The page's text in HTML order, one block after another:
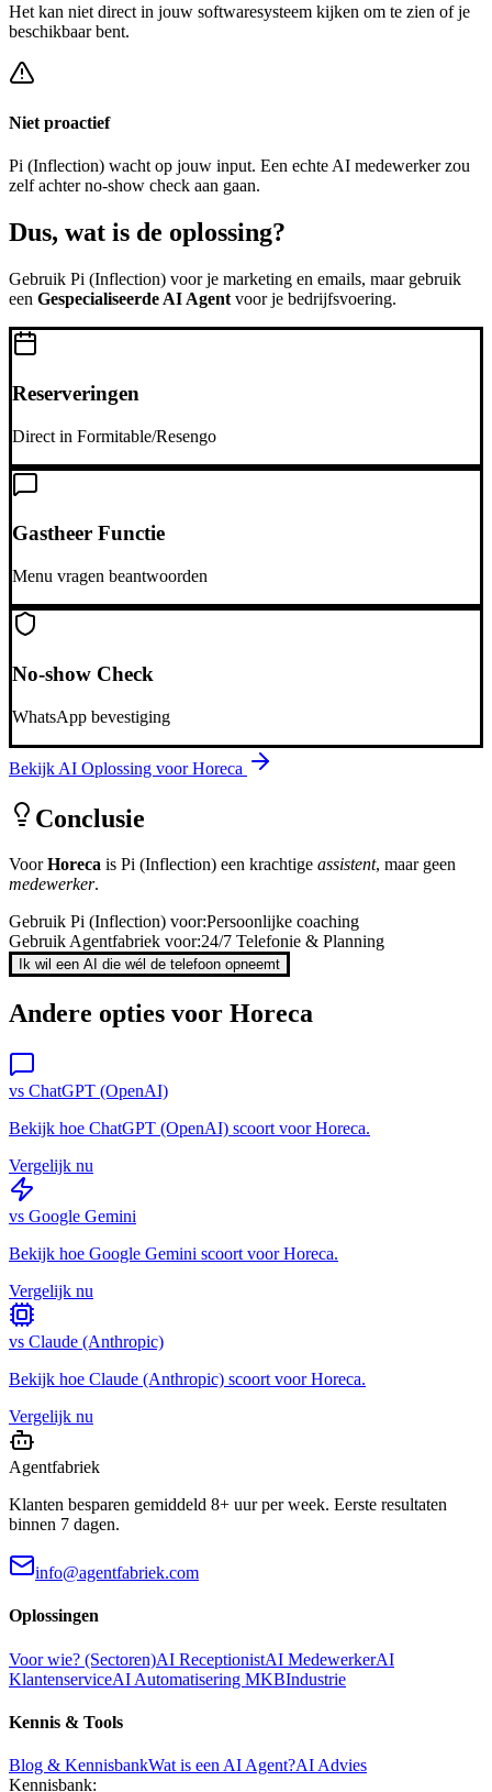
Het kan niet direct in jouw softwaresysteem kijken om te zien of je
beschikbaar bent.
Niet proactief
Pi (Inflection) wacht op jouw input. Een echte AI medewerker zou
zelf achterno-show check aan gaan.
Dus, wat is de oplossing?
Gebruik Pi (Inflection) voor je marketing en emails, maar gebruik
een Gespecialiseerde AI Agent voor je bedrijfsvoering.
Reserveringen
Direct in Formitable/Resengo
Gastheer Functie
Menu vragen beantwoorden
No-show Check
WhatsApp bevestiging
Bekijk AI Oplossing voorHoreca
Conclusie
VoorHoreca is Pi (Inflection) een krachtige assistent, maar geen
medewerker.
Gebruik Pi (Inflection) voor:Persoonlijke coaching
Gebruik Agentfabriek voor:24/7 Telefonie & Planning
Ik wil een AI die wél de telefoon opneemt
Andere opties voor Horeca
vs ChatGPT (OpenAI)
Bekijk hoe ChatGPT (OpenAI) scoort voorHoreca.
Vergelijk nu
vs Google Gemini
Bekijk hoe Google Gemini scoort voorHoreca.
Vergelijk nu
vs Claude (Anthropic)
Bekijk hoe Claude (Anthropic) scoort voorHoreca.
Vergelijk nu
Agentfabriek
Klanten besparen gemiddeld 8+ uur per week. Eerste resultaten
binnen 7 dagen.
info@agentfabriek.com
Oplossingen
Voor wie? (Sectoren)AI ReceptionistAI MedewerkerAI
KlantenserviceAI Automatisering MKBIndustrie
Kennis & Tools
Blog & KennisbankWat is een AI Agent?AI Advies
Kennisbank: